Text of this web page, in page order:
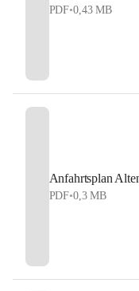
PDF•0,43 MB
Anfahrtsplan
PDF•0,3 MB